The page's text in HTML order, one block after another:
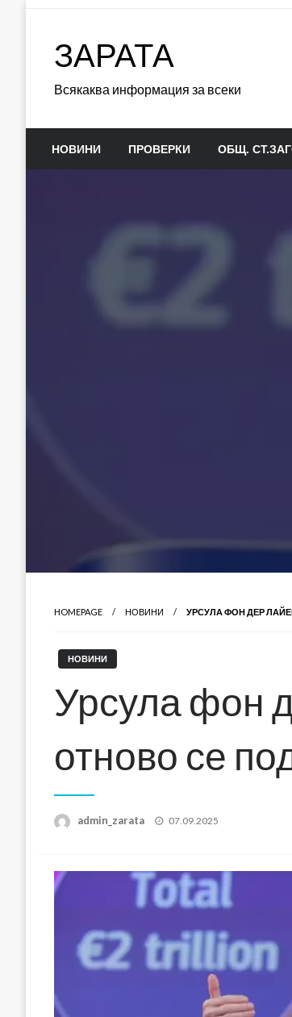
ЗАРАТА
Всякаква информация за всеки
НОВИНИ ПРОВЕРКИ ОБЩ.
HOMEPAGE НОВИНИ УРСУЛА ФОН ДЕР
НОВИНИ
Урсула фон
отново се
admin_zarata
Posted
07.09.2025